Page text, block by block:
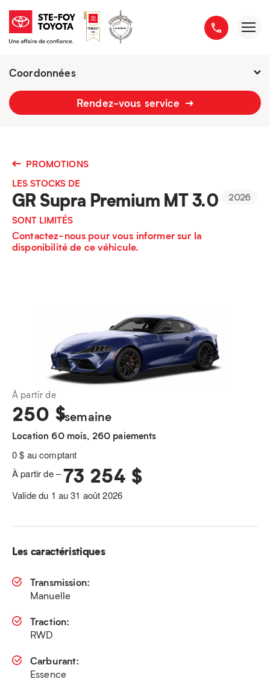
Coordonnées
2777 boulevard du Versant-Nord
Rendez-vous service
PROMOTIONS
LES STOCKS DE
GR Supra Premium MT 3.0
2026
SONT LIMITÉS
Contactez-nous pour vous informer sur la
disponibilité de ce véhicule.
À partir de
250 $/semaine
Location 60 mois, 260 paiements
0 $ au comptant
À partir de –73 254 $
Valide du 1 au 31 août 2026
Les caractéristiques
Transmission:
Manuelle
Traction:
RWD
Carburant:
Essence